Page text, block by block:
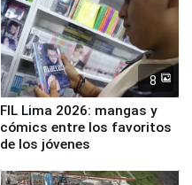
8
FIL Lima 2026: mangas y
cómics entre los favoritos
de los jóvenes